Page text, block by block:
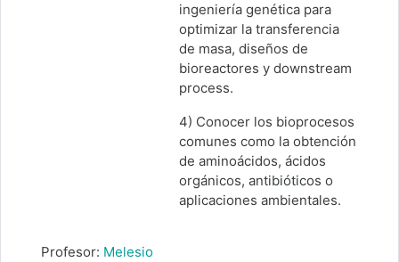
ingeniería genética para
optimizar la transferencia
de masa, diseños de
bioreactores y downstream
process.
4) Conocer los bioprocesos
comunes como la obtención
de aminoácidos, ácidos
orgánicos, antibióticos o
aplicaciones ambientales.
Profesor: Melesio